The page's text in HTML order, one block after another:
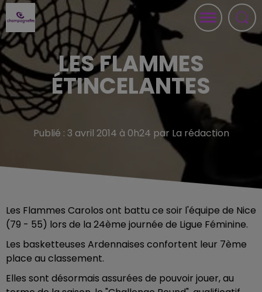
LES FLAMMES
ÉTINCELANTES
Publié : 3 avril 2014 à 0h24 par La rédaction
Les Flammes Carolos ont battu ce soir l'équipe de Nice
(79 - 55) lors de la 24ème journée de Ligue Féminine.
Les basketteuses Ardennaises confortent leur 7ème
place au classement.
Elles sont désormais assurées de pouvoir jouer, au